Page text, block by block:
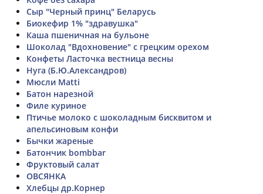
Сыр "Черный принц" Беларусь
Биокефир 1% "здравушка"
Каша пшеничная на бульоне
Шоколад "Вдохновение" с грецким орехом
Конфеты Ласточка вестница весны
Нуга (Б.Ю.Александров)
Мюсли Matti
Батон нарезной
Филе куриное
Птичье молоко с шоколадным бисквитом и
апельсиновым конфи
Бычки жареные
Батончик bombbar
Фруктовый салат
ОВСЯНКА
Хлебцы др.Корнер